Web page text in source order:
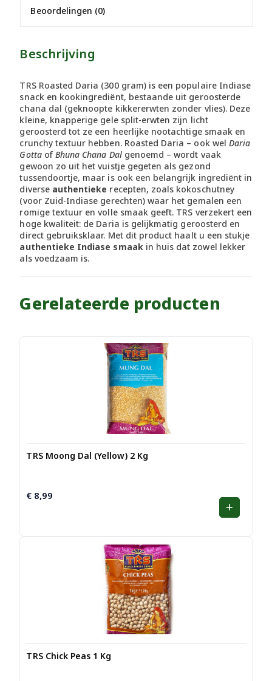
Beoordelingen (0)
Beschrijving
TRS Roasted Daria (300 gram) is een populaire Indiase
snack en kookingrediënt, bestaande uit geroosterde
chana dal (geknoopte kikkererwten zonder vlies). Deze
kleine, knapperige gele split-erwten zijn licht
geroosterd tot ze een heerlijke nootachtige smaak en
crunchy textuur hebben. Roasted Daria – ook wel Daria
Gottaof Bhuna Chana Dalgenoemd – wordt vaak
gewoon zo uit het vuistje gegeten als gezond
tussendoortje, maar is ook een belangrijk ingrediënt in
diverse authentieke recepten, zoals kokoschutney
(voor Zuid-Indiase gerechten) waar het gemalen een
romige textuur en volle smaak geeft. TRS verzekert een
hoge kwaliteit: de Daria is gelijkmatig geroosterd en
direct gebruiksklaar. Met dit product haalt u een stukje
authentieke Indiase smaakin huis dat zowel lekker
als voedzaam is.
Gerelateerde producten
TRS Moong Dal (Yellow) 2 Kg
€ 8,99
TRS Chick Peas 1 Kg